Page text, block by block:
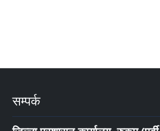
सम्पर्क